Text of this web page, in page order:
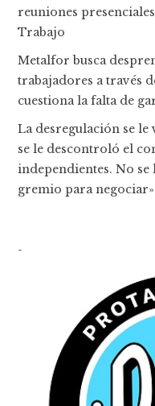
reuniones
Trabajo
Metalfor busca
trabajadores a través
cuestiona la falta de
La desregulación se
se le descontroló el
independientes. No
gremio para negociar»
-